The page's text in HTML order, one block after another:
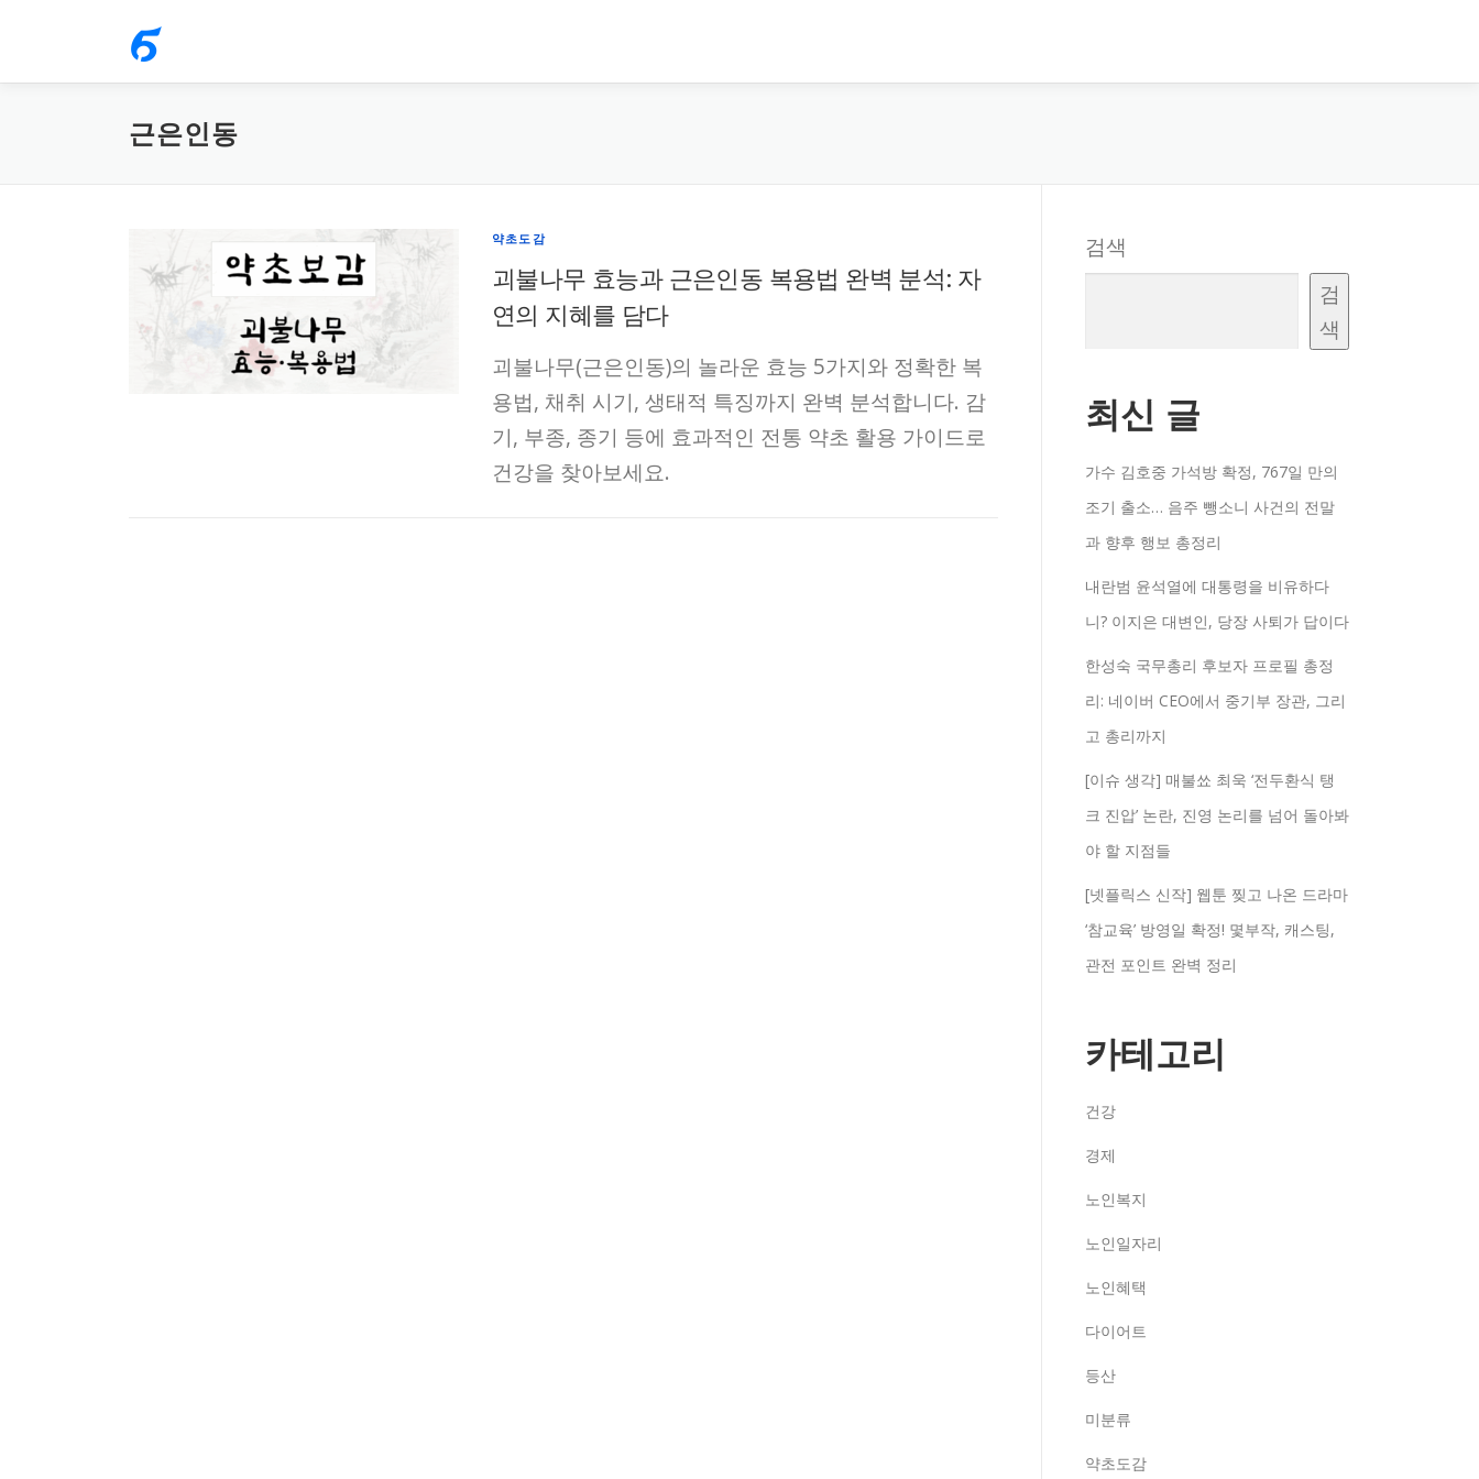
으
근은인동
약초도감
괴불나무 효능과 근은인동 복용법 완벽 분석: 자
연의 지혜를 담다
괴불나무(근은인동)의 놀라운 효능 5가지와 정확한 복
용법, 채취 시기, 생태적 특징까지 완벽 분석합니다. 감
기, 부종, 종기 등에 효과적인 전통 약초 활용 가이드로
건강을 찾아보세요.
검색
검
색
최신 글
가수 김호중 가석방 확정, 767일 만의
조기 출소… 음주 뺑소니 사건의 전말
과 향후 행보 총정리
내란범 윤석열에 대통령을 비유하다
니? 이지은 대변인, 당장 사퇴가 답이다
한성숙 국무총리 후보자 프로필 총정
리: 네이버 CEO에서 중기부 장관, 그리
고 총리까지
[이슈 생각] 매불쑈 최욱 ‘전두환식 탱
크 진압’ 논란, 진영 논리를 넘어 돌아봐
야 할 지점들
[넷플릭스 신작] 웹툰 찢고 나온 드라마
‘참교육’ 방영일 확정! 몇부작, 캐스팅,
관전 포인트 완벽 정리
카테고리
건강
경제
노인복지
노인일자리
노인혜택
다이어트
등산
미분류
약초도감